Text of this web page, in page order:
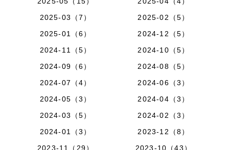
2025-03（7）
2025-02（5）
2025-01（6）
2024-12（5）
2024-11（5）
2024-10（5）
2024-09（6）
2024-08（5）
2024-07（4）
2024-06（3）
2024-05（3）
2024-04（3）
2024-03（5）
2024-02（3）
2024-01（3）
2023-12（8）
2023-11（29）
2023-10（43）